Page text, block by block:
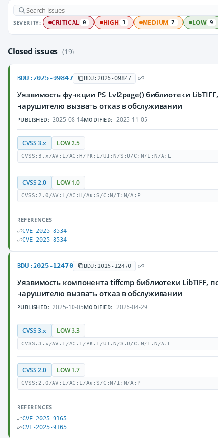
SEVERITY: CRITICAL 0 HIGH 3 MEDIUM 7 LOW 9
Closed issues (19)
BDU:2025-09847 BDU:2025-09847
Уязвимость функции PS_Lvl2page() библиотеки
нарушителю вызвать отказ в обслуживании
PUBLISHED: 2025-08-14MODIFIED: 2025-11-05
CVSS 3.x LOW 2.5
CVSS:3.x/AV:L/AC:H/PR:L/UI:N/S:U/C:N/I:N/A:L
CVSS 2.0 LOW 1.0
CVSS:2.0/AV:L/AC:H/Au:S/C:N/I:N/A:P
REFERENCES
CVE-2025-8534
CVE-2025-8534
BDU:2025-12470 BDU:2025-12470
Уязвимость компонента tiffcmp библиотеки LibTIFF,
нарушителю вызвать отказ в обслуживании
PUBLISHED: 2025-10-05MODIFIED: 2026-04-29
CVSS 3.x LOW 3.3
CVSS:3.x/AV:L/AC:L/PR:L/UI:N/S:U/C:N/I:N/A:L
CVSS 2.0 LOW 1.7
CVSS:2.0/AV:L/AC:L/Au:S/C:N/I:N/A:P
REFERENCES
CVE-2025-9165
CVE-2025-9165